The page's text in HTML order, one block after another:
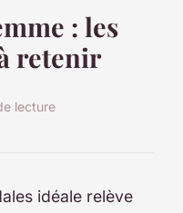
: les
retenir
lecture
idéale relève